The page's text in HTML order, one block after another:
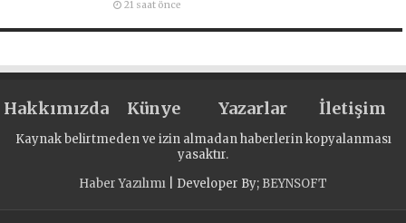
21 saat önce
Hakkımızda Künye Yazarlar İletişim
Kaynak belirtmeden ve izin almadan haberlerin kopyalanması
yasaktır.
Haber Yazılımı | Developer By; BEYNSOFT